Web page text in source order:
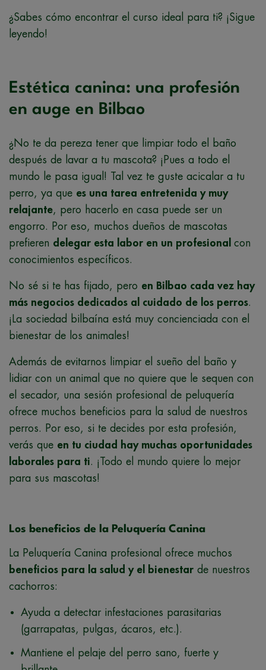
¿Sabes cómo encontrar el curso ideal para ti? ¡Sigue
leyendo!
Estética canina: una profesión
en auge en Bilbao
¿No te da pereza tener que limpiar todo el baño
después de lavar a tu mascota? ¡Pues a todo el
mundo le pasa igual! Tal vez te guste acicalar a tu
perro, ya que es una tarea entretenida y muy
relajante, pero hacerlo en casa puede ser un
engorro. Por eso, muchos dueños de mascotas
prefieren delegar esta labor en un profesional con
conocimientos específicos.
No sé si te has fijado, pero en Bilbao cada vez hay
más negocios dedicados al cuidado de los perros.
¡La sociedad bilbaína está muy concienciada con el
bienestar de los animales!
Además de evitarnos limpiar el sueño del baño y
lidiar con un animal que no quiere que le sequen con
el secador, una sesión profesional de peluquería
ofrece muchos beneficios para la salud de nuestros
perros. Por eso, si te decides por esta profesión,
verás que en tu ciudad hay muchas oportunidades
laborales para ti. ¡Todo el mundo quiere lo mejor
para sus mascotas!
Los beneficios de la Peluquería Canina
La Peluquería Canina profesional ofrece muchos
beneficios para la salud y el bienestar de nuestros
cachorros:
Ayuda a detectar infestaciones parasitarias
(garrapatas, pulgas, ácaros, etc.).
Mantiene el pelaje del perro sano, fuerte y